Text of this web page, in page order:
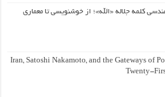
کلمه جلاله «الله»؛ از خوشنویسی تا معماری
Iran, Satoshi Nakamoto, and the Gateways of
Twenty-